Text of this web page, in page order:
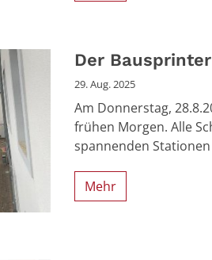
Der
29. Aug. 2025
Am Donnerstag,
frühen Morgen. Alle
spannenden
Mehr